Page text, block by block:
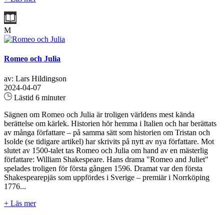
M
Romeo och Julia
av: Lars Hildingson
2024-04-07
Lästid 6 minuter
Sägnen om Romeo och Julia är troligen världens mest kända
berättelse om kärlek. Historien hör hemma i Italien och har berättats
av många författare – på samma sätt som historien om Tristan och
Isolde (se tidigare artikel) har skrivits på nytt av nya författare. Mot
slutet av 1500-talet tas Romeo och Julia om hand av en mästerlig
författare: William Shakespeare. Hans drama "Romeo and Juliet"
spelades troligen för första gången 1596. Dramat var den första
Shakespearepjäs som uppfördes i Sverige – premiär i Norrköping
1776...
+ Läs mer